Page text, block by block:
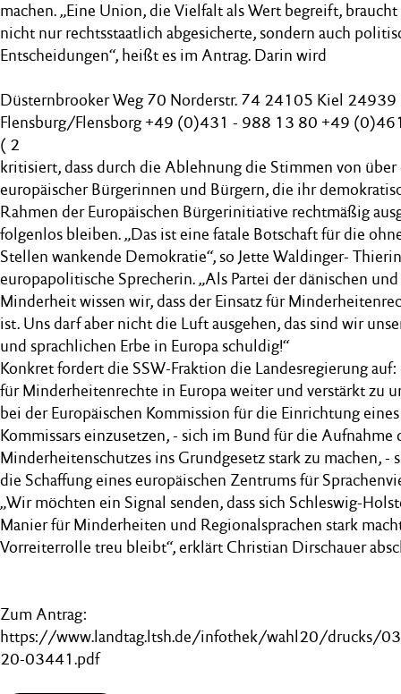
machen. „Eine Union, die Vielfalt als Wert begreift,
nicht nur rechtsstaatlich abgesicherte, sondern auch
Entscheidungen“, heißt es im Antrag. Darin wird
Düsternbrooker Weg 70 Norderstr. 74 24105 Kiel 24939
Flensburg/Flensborg +49 (0)431 - 988 13 80 +49
( 2
kritisiert, dass durch die Ablehnung die Stimmen von
europäischer Bürgerinnen und Bürgern, die ihr
Rahmen der Europäischen Bürgerinitiative rechtmäßig
folgenlos bleiben. „Das ist eine fatale Botschaft für die
Stellen wankende Demokratie“, so Jette Waldinger-
europapolitische Sprecherin. „Als Partei der dänischen
Minderheit wissen wir, dass der Einsatz für
ist. Uns darf aber nicht die Luft ausgehen, das sind wir
und sprachlichen Erbe in Europa schuldig!“
Konkret fordert die SSW-Fraktion die Landesregierung
für Minderheitenrechte in Europa weiter und verstärkt zu
bei der Europäischen Kommission für die Einrichtung
Kommissars einzusetzen, - sich im Bund für die Aufnahme
Minderheitenschutzes ins Grundgesetz stark zu machen, -
die Schaffung eines europäischen Zentrums für
„Wir möchten ein Signal senden, dass sich Schleswig-
Manier für Minderheiten und Regionalsprachen stark
Vorreiterrolle treu bleibt“, erklärt Christian Dirschauer
Zum Antrag:
https://www.landtag.ltsh.de/infothek/wahl20/drucks/
20-03441.pdf